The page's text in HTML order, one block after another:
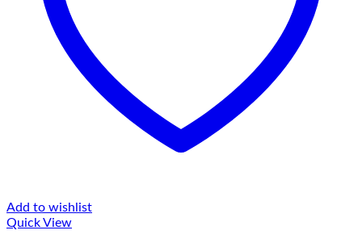
Add to wishlist
Quick View